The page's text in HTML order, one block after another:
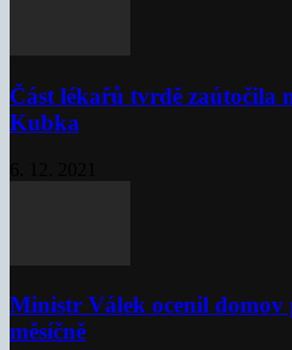
Část lékařů tvrdě zaútočila
Kubka
Ministr Válek ocenil domov
měsíčně